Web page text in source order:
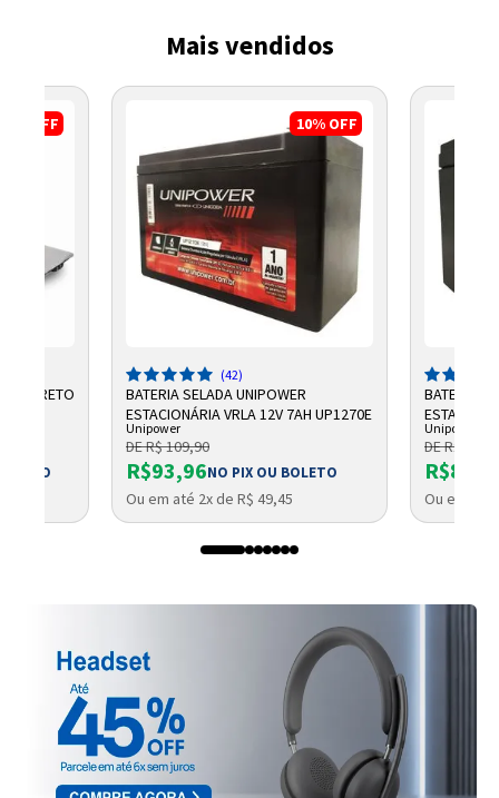
Mais vendidos
OFF
W9 PRETO
10% OFF
(42)
BATERIA SELADA UNIPOWER
ESTACIONÁRIA VRLA 12V 7AH UP1270E
Unipower
DE R$ 109,90
R$93,96NO PIX OU BOLETO
Ou em até 2x de R$ 49,45
BATERIA
7AH F187
Unipower
DE R$ 99,90
Ou em até